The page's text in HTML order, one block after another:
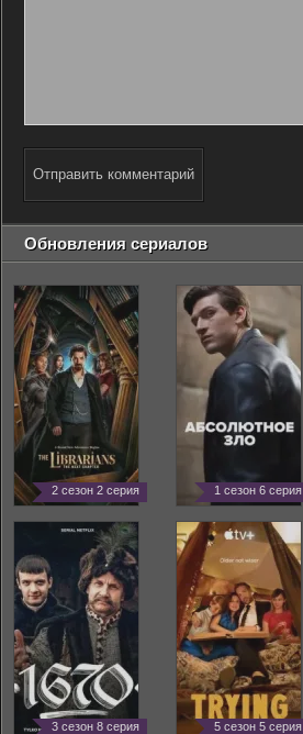
Отправить комментарий
Обновления сериалов
2 сезон 2 серия 1 сезон 6 серия
3 сезон 8 серия 5 сезон 5 серия